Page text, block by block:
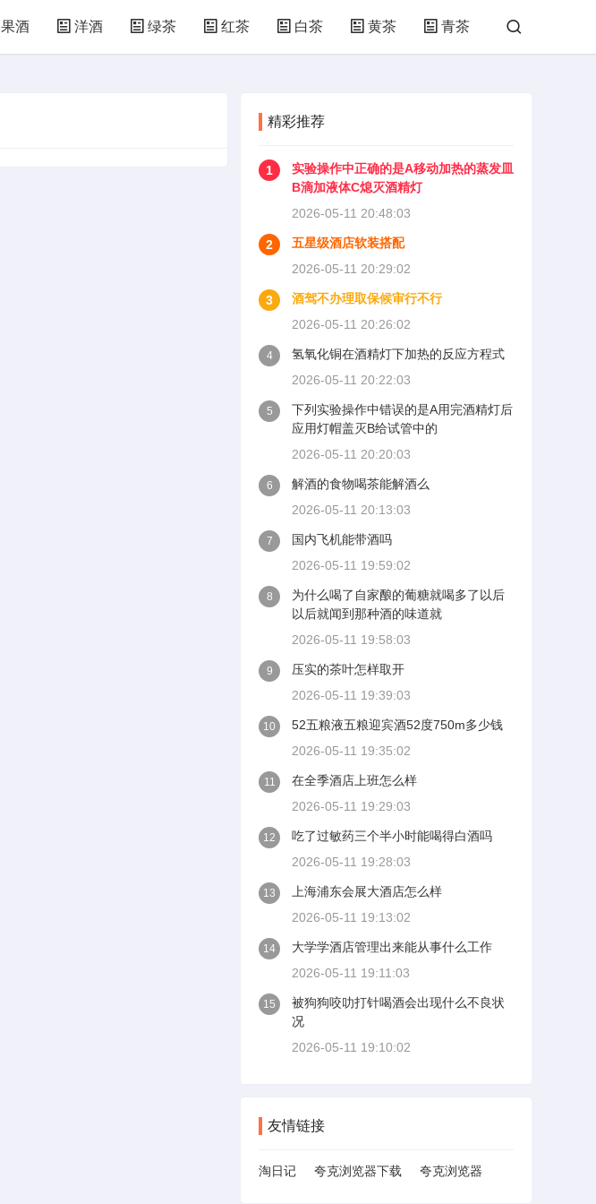
果酒 洋酒 绿茶 红茶 白茶 黄茶 青茶
精彩推荐
1
实验操作中正确的是A移动加热的蒸发皿
B滴加液体C熄灭酒精灯
2026-05-11 20:48:03
2
五星级酒店软装搭配
2026-05-11 20:29:02
3
酒驾不办理取保候审行不行
2026-05-11 20:26:02
4
氢氧化铜在酒精灯下加热的反应方程式
2026-05-11 20:22:03
5
下列实验操作中错误的是A用完酒精灯后
应用灯帽盖灭B给试管中的
2026-05-11 20:20:03
6
解酒的食物喝茶能解酒么
2026-05-11 20:13:03
7
国内飞机能带酒吗
2026-05-11 19:59:02
8
为什么喝了自家酿的葡糖就喝多了以后
以后就闻到那种酒的味道就
2026-05-11 19:58:03
9
压实的茶叶怎样取开
2026-05-11 19:39:03
10
52五粮液五粮迎宾酒52度750m多少钱
2026-05-11 19:35:02
11
在全季酒店上班怎么样
2026-05-11 19:29:03
12
吃了过敏药三个半小时能喝得白酒吗
2026-05-11 19:28:03
13
上海浦东会展大酒店怎么样
2026-05-11 19:13:02
14
大学学酒店管理出来能从事什么工作
2026-05-11 19:11:03
15
被狗狗咬叻打针喝酒会出现什么不良状
况
2026-05-11 19:10:02
友情链接
淘日记 夸克浏览器下载 夸克浏览器